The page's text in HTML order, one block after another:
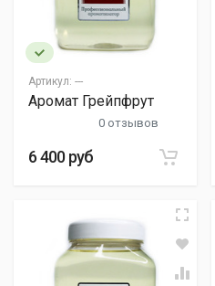
Артикул: ---
Аромат Грейпфрут
0 отзывов
6 400 руб